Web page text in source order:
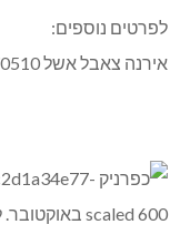
לפרטים נוספים:
אירנה צאבל אשל 052-8670510